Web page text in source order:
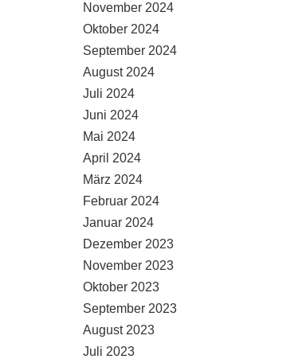
November 2024
Oktober 2024
September 2024
August 2024
Juli 2024
Juni 2024
Mai 2024
April 2024
März 2024
Februar 2024
Januar 2024
Dezember 2023
November 2023
Oktober 2023
September 2023
August 2023
Juli 2023